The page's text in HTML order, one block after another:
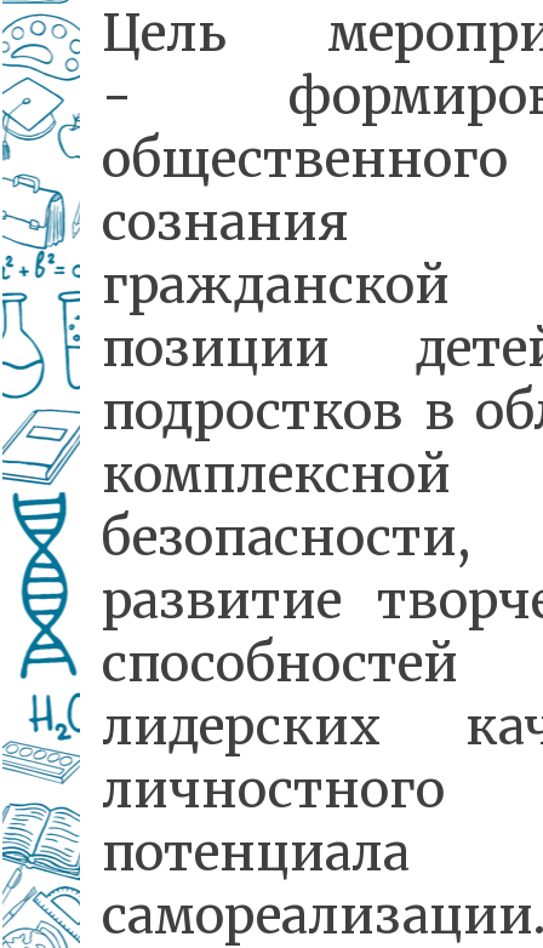
Цель
-
общественного
гражданской
позиции
подростков в
комплексной
безопасности,
развитие
лидерских
личностного